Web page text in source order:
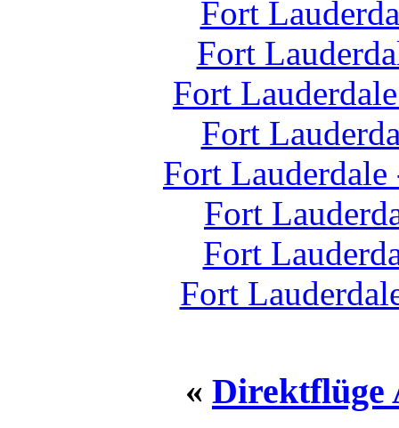
Fort
Fort
Fort
Fort
Fort Lauderdale
Fort
Fort
Fort
« Direktflüge